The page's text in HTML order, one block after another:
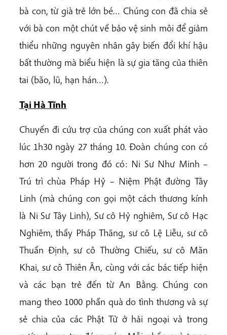
bà con, từ già trẻ lớn bé… Chúng con đã chia sẻ
với bà con một chút về bảo vệ sinh môi để giảm
thiểu những nguyên nhân gây biến đổi khí hậu
bất thường mà biểu hiện là sự gia tăng của thiên
tai (bão, lũ, hạn hán…).
Tại Hà Tĩnh
Chuyến đi cứu trợ của chúng con xuất phát vào
lúc 1h30 ngày 27 tháng 10. Đoàn chúng con có
hơn 20 người trong đó có: Ni Sư Như Minh –
Trú trì chùa Pháp Hỷ – Niệm Phật đường Tây
Linh (mà chúng con gọi một cách thương kính
là Ni Sư Tây Linh), Sư cô Hỷ nghiêm, Sư cô Hạc
Nghiêm, thầy Pháp Thăng, sư cô Lệ Liễu, sư cô
Thuần Định, sư cô Thường Chiếu, sư cô Mãn
Khai, sư cô Thiên Ân, cùng với các bác tiếp hiện
và các bạn trẻ đến từ An Bằng. Chúng con
mang theo 1000 phần quà do tình thương và sự
sẻ chia của các Phật Tử ở hải ngoại và trong